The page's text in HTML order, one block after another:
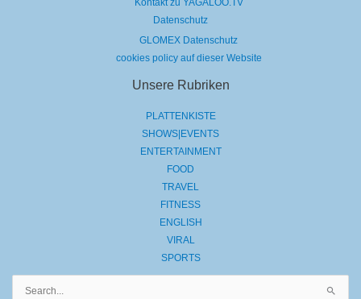
Kontakt zu YAGALOO.TV
Datenschutz
GLOMEX Datenschutz
cookies policy auf dieser Website
Unsere Rubriken
PLATTENKISTE
SHOWS|EVENTS
ENTERTAINMENT
FOOD
TRAVEL
FITNESS
ENGLISH
VIRAL
SPORTS